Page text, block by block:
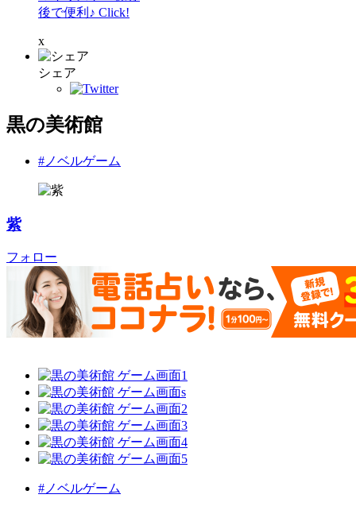
後で便利♪ Click!
x
シェア
黒の美術館
#ノベルゲーム
紫
フォロー
#ノベルゲーム